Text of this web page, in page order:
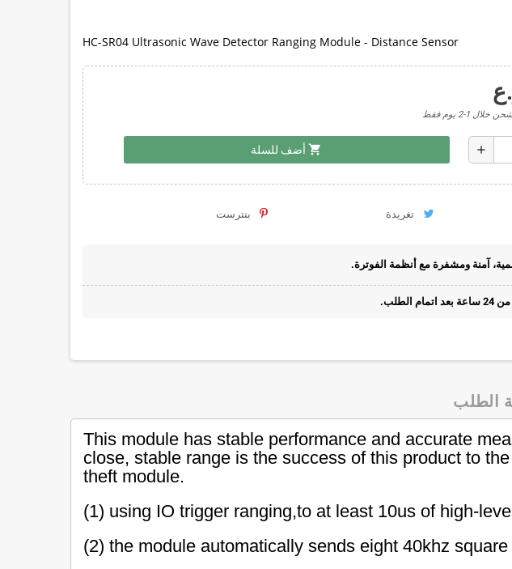
HC-SR04 Ultrasonic Wave Detector Ranging Module - Distance Sensor
خلال 1-2 يوم فقط
add
shopping_cart أضف للسلة
تغريدة بنترست
آمنة ومشفرة مع أنظمة الفوترة.
الطلب.
الطلب
This module has stable performance and accurate
close, stable range is the success of this product to
theft module.
(1) using IO trigger ranging,to at least 10us of high-
(2) the module automatically sends eight 40khz